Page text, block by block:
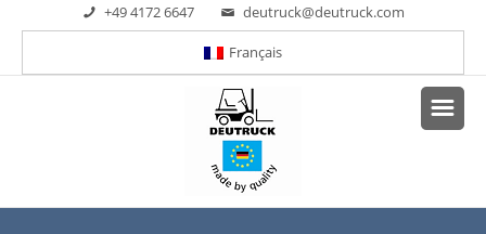
+49 4172 6647 deutruck@deutruck.com
Français